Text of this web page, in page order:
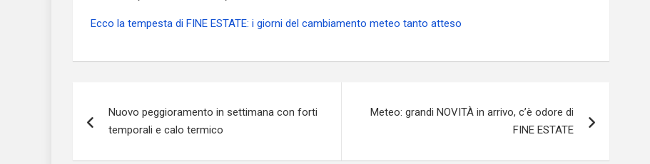
Ecco la tempesta di FINE ESTATE: i giorni del cambiamento meteo tanto atteso
articoli
Nuovo peggioramento in settimana con forti
temporali e calo termico
Meteo: grandi NOVITÀ in arrivo, c’è odore di
FINE ESTATE